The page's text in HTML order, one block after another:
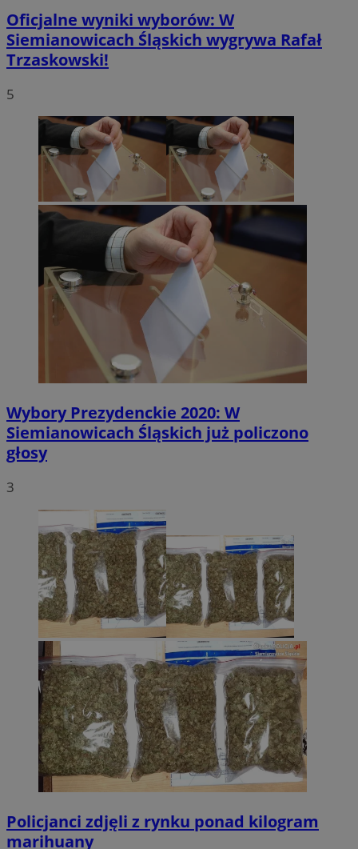
Oficjalne wyniki wyborów: W
Siemianowicach Śląskich wygrywa Rafał
Trzaskowski!
5
Wybory Prezydenckie 2020: W
Siemianowicach Śląskich już policzono
głosy
3
Policjanci zdjęli z rynku ponad kilogram
marihuany